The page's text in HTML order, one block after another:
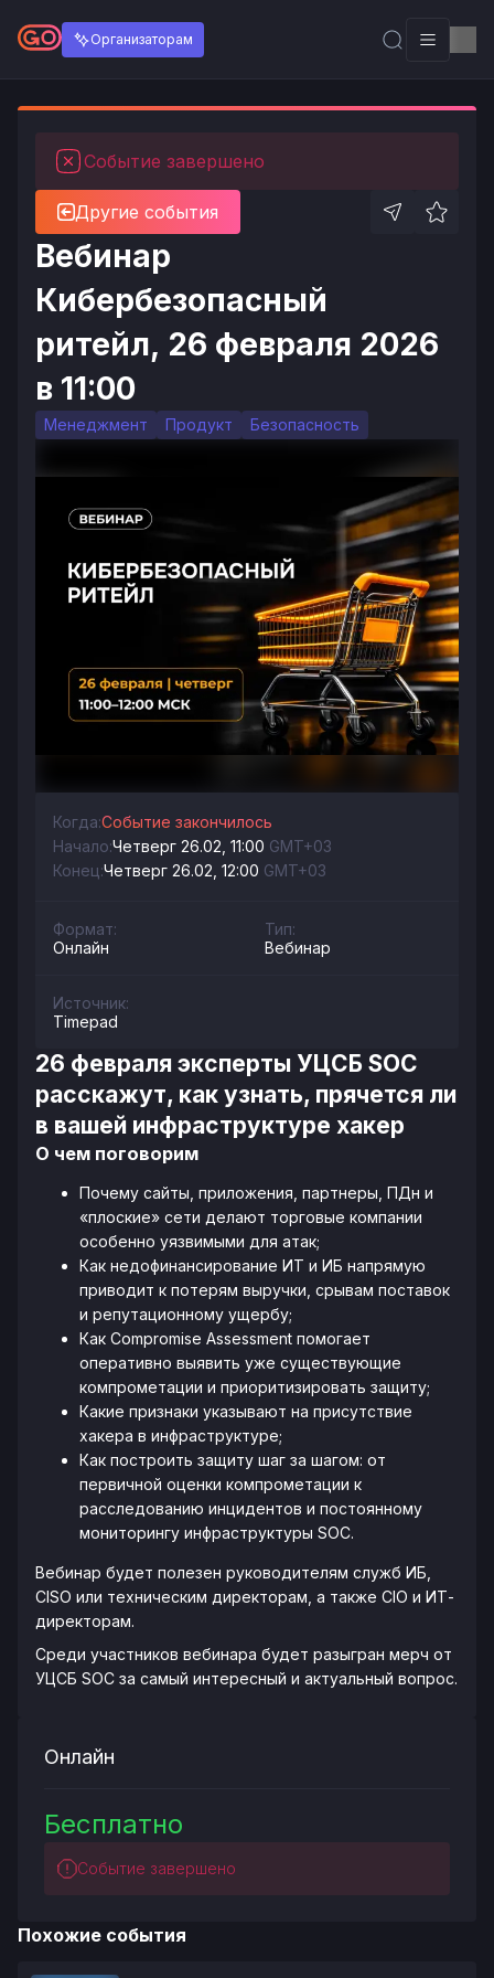
Организаторам
Событие завершено
Другие события
Вебинар
Кибербезопасный
ритейл, 26 февраля 2026
в 11:00
Менеджмент Продукт Безопасность
Когда:Событие закончилось
Начало:Четверг 26.02, 11:00 GMT+03
Конец:Четверг 26.02, 12:00 GMT+03
Формат:
Онлайн
Тип:
Вебинар
Источник:
Timepad
26 февраля эксперты УЦСБ SOC
расскажут, как узнать, прячется ли
в вашей инфраструктуре хакер
О чем поговорим
Почему сайты, приложения, партнеры, ПДн и
«плоские» сети делают торговые компании
особенно уязвимыми для атак;
Как недофинансирование ИТ и ИБ напрямую
приводит к потерям выручки, срывам поставок
и репутационному ущербу;
Как Compromise Assessment помогает
оперативно выявить уже существующие
компрометации и приоритизировать защиту;
Какие признаки указывают на присутствие
хакера в инфраструктуре;
Как построить защиту шаг за шагом: от
первичной оценки компрометации к
расследованию инцидентов и постоянному
мониторингу инфраструктуры SOC.
Вебинар будет полезен руководителям служб ИБ,
CISO или техническим директорам, а также CIO и ИТ-
директорам.
Среди участников вебинара будет разыгран мерч от
УЦСБ SOC за самый интересный и актуальный вопрос.
Онлайн
Бесплатно
Событие завершено
Похожие события